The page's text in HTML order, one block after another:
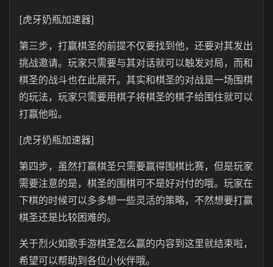
[虎牙奶瓶加速器]
第三步，打赢棋圣的前提不仅要找到他，还要对其发出
挑战邀请。玩家只需要与其对话就可以触发对局，而和
棋圣的战斗也在此展开。其实和棋圣的对战是一场围棋
的玩法，玩家只需要用棋子将棋圣的棋子给围住就可以
打赢他啦。
[虎牙奶瓶加速器]
第四步，虽然打赢棋圣只需要赢得围棋比赛，但是玩家
需要注意的是，棋圣的围棋可不是好对付的哦。玩家在
下棋的时候可以多多想一些灵活的策略，不然想要打赢
棋圣还是比较困难的。
关于烈火如歌手游棋圣怎么赢的内容到这里就结束啦，
希望可以帮助到各位小伙伴哦。